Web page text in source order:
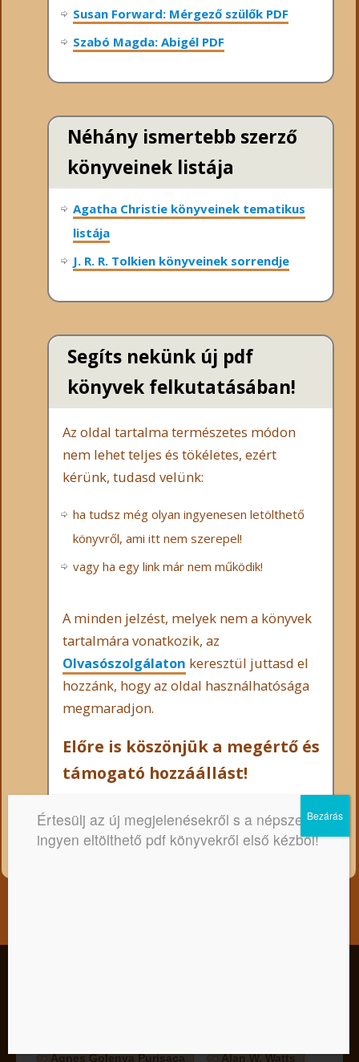
Susan Forward: Mérgező szülők PDF
Szabó Magda: Abigél PDF
Néhány ismertebb szerző
könyveinek listája
Agatha Christie könyveinek tematikus
listája
J. R. R. Tolkien könyveinek sorrendje
Segíts nekünk új pdf
könyvek felkutatásában!
Az oldal tartalma természetes módon
nem lehet teljes és tökéletes, ezért
kérünk, tudasd velünk:
ha tudsz még olyan ingyenesen letölthető
könyvről, ami itt nem szerepel!
vagy ha egy link már nem működik!
A minden jelzést, melyek nem a könyvek
tartalmára vonatkozik, az
Olvasószolgálaton keresztül juttasd el
hozzánk, hogy az oldal használhatósága
megmaradjon.
Előre is köszönjük a megértő és
támogató hozzáállást!
Agnes Golenya Purisaca Alan W. Watts
Értesülj az új megjelenésekről s a népszerű,
ingyen eltölthető pdf könyvekről első kézből!